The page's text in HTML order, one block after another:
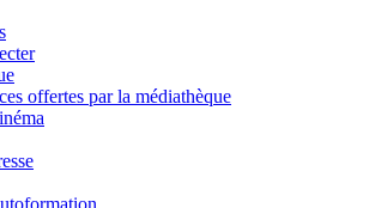
offertes par la médiathèque